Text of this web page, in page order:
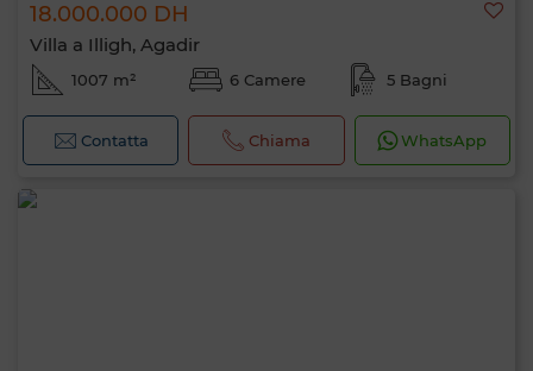
18.000.000 DH
Villa a Illigh, Agadir
1007 m² 6 Camere 5 Bagni
Contatta Chiama WhatsApp